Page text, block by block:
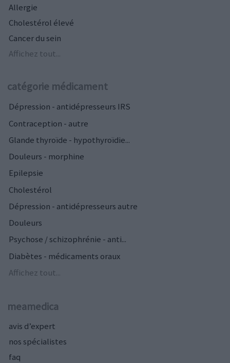
Allergie
Cholestérol élevé
Cancer du sein
Affichez tout...
catégorie médicament
Dépression - antidépresseurs IRS
Contraception - autre
Glande thyroïde - hypothyroïdie...
Douleurs - morphine
Epilepsie
Cholestérol
Dépression - antidépresseurs autre
Douleurs
Psychose / schizophrénie - anti...
Diabètes - médicaments oraux
Affichez tout...
meamedica
avis d’expert
nos spécialistes
faq